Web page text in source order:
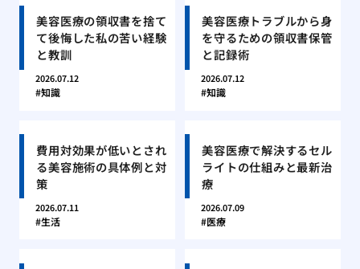
美容医療の領収書を捨て
て後悔した私の苦い経験
と教訓
2026.07.12
知識
美容医療トラブルから身
を守るための領収書保管
と記録術
2026.07.12
知識
費用対効果が低いとされ
る美容施術の具体例と対
策
2026.07.11
生活
美容医療で解決するセル
ライトの仕組みと最新治
療
2026.07.09
医療